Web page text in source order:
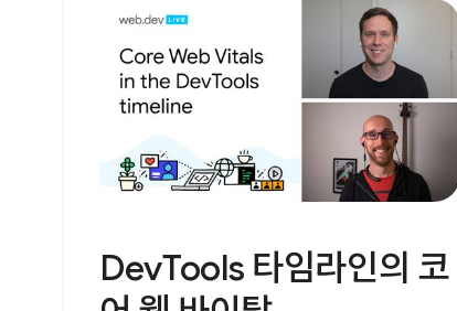
DevTools 타임라인의 코